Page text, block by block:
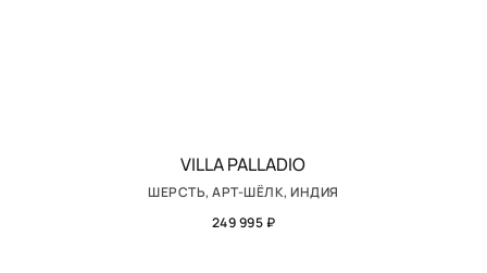
VILLA PALLADIO
ШЕРСТЬ, АРТ-ШЁЛК, ИНДИЯ
249 995 ₽